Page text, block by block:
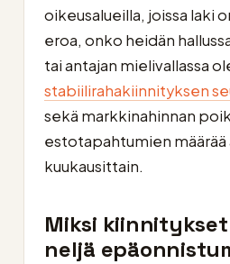
oikeusalueilla, joissa laki
eroa, onko heidän
tai antajan mielivallassa
stabiilirahakiinnityksen
sekä markkinahinnan
estotapahtumien määrää
kuukausittain.
Miksi
neljä